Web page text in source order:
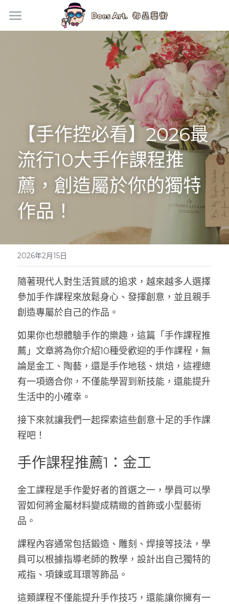
首頁
企業活動方案
手作地毯專欄
銀黏土寶石戒指
馬上預約
【手作控必看】2026最
流行10大手作課程推
薦，創造屬於你的獨特
作品！
2026年2月15日
隨著現代人對生活質感的追求，越來越多人選擇
參加手作課程來放鬆身心、發揮創意，並且親手
創造專屬於自己的作品。
如果你也想體驗手作的樂趣，這篇「手作課程推
薦」文章將為你介紹10種受歡迎的手作課程，無
論是金工、陶藝，還是手作地毯、烘焙，這裡總
有一項適合你，不僅能學習到新技能，還能提升
生活中的小確幸。
接下來就讓我們一起探索這些創意十足的手作課
程吧！
手作課程推薦1：金工
金工課程是手作愛好者的首選之一，學員可以學
習如何將金屬材料變成精緻的首飾或小型藝術
品。
課程內容通常包括鍛造、雕刻、焊接等技法，學
員可以根據指導老師的教學，設計出自己獨特的
戒指、項鍊或耳環等飾品。
這類課程不僅能提升手作技巧，還能讓你擁有一